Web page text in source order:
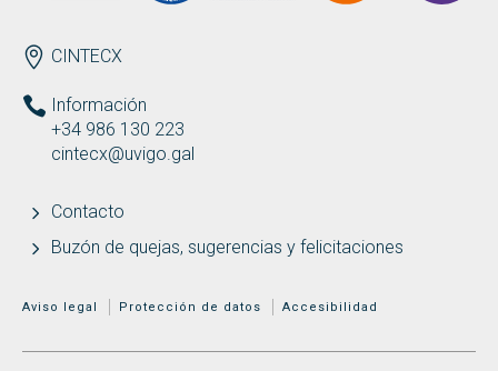
ENDEREZO ES
CINTECX
Información
+34 986 130 223
cintecx@uvigo.gal
Contacto
Buzón de quejas, sugerencias y felicitaciones
MENÚ ADICIONAL
Aviso legal Protección de datos Accesibilidad